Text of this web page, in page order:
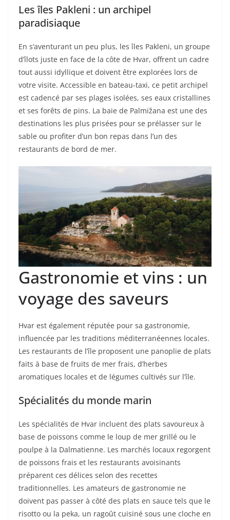
Les îles Pakleni : un archipel
paradisiaque
En s’aventurant un peu plus, les îles Pakleni, un groupe
d’îlots juste en face de la côte de Hvar, offrent un cadre
tout aussi idyllique et doivent être explorées lors de
votre visite. Accessible en bateau-taxi, ce petit archipel
est cadencé par ses plages isolées, ses eaux cristallines
et ses forêts de pins. La baie de Palmižana est une des
destinations les plus prisées pour se prélasser sur le
sable ou profiter d’un bon repas dans l’un des
restaurants de bord de mer.
Gastronomie et vins : un
voyage des saveurs
Hvar est également réputée pour sa gastronomie,
influencée par les traditions méditerranéennes locales.
Les restaurants de l’île proposent une panoplie de plats
faits à base de fruits de mer frais, d’herbes
aromatiques locales et de légumes cultivés sur l’île.
Spécialités du monde marin
Les spécialités de Hvar incluent des plats savoureux à
base de poissons comme le loup de mer grillé ou le
poulpe à la Dalmatienne. Les marchés locaux regorgent
de poissons frais et les restaurants avoisinants
préparent ces délices selon des recettes
traditionnelles. Les amateurs de gastronomie ne
doivent pas passer à côté des plats en sauce tels que le
risotto ou la peka, un ragoût cuisiné sous une cloche en